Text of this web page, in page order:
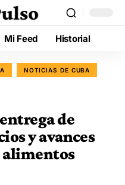
Mi Feed Historial
NOTICIAS DE CUBA
de
y avances